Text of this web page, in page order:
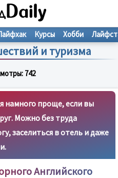
и туризма
742
Курсы Хобби
намного проще, если вы
Можно без труда
заселиться в отель и даже
Английского